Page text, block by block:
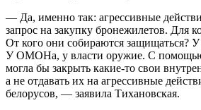
— Да, именно так: агрессивные
запрос на закупку бронежилетов. Для
От кого они собираются защищаться?
У ОМОНа, у власти оружие. С помощью
могла бы закрыть какие-то свои
а не отдавать их на агрессивные
белорусов, — заявила Тихановская.